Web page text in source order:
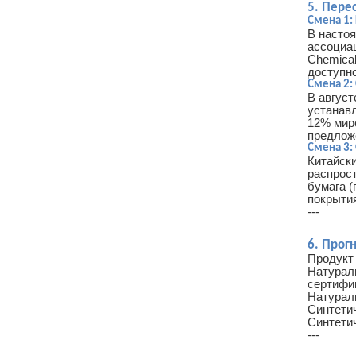
5.
Смена 1:
В
Смена 2:
В
12%
Смена 3:
бумага
---
6.
---